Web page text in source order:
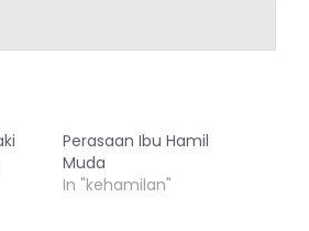
Perasaan Ibu Hamil
Muda
In "kehamilan"